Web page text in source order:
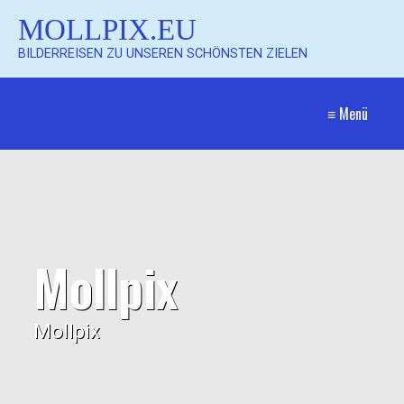
MOLLPIX.EU
BILDERREISEN ZU UNSEREN SCHÖNSTEN ZIELEN
≡ Menü
Mollpix
Mollpix